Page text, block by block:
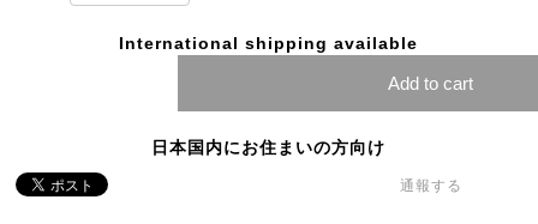
International shipping available
Add to cart
日本国内にお住まいの方向け
通報する